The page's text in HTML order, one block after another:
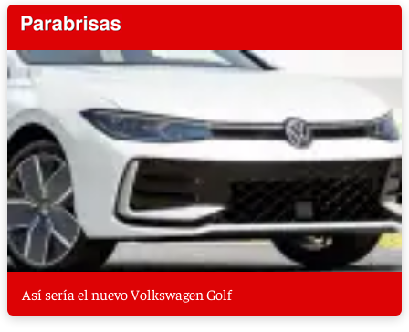
Así sería el nuevo Volkswagen Golf